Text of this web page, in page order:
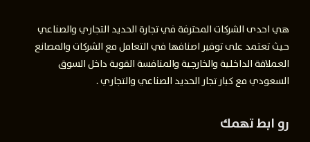
هي احدى الشركات المحترفة في تجارة الحديد التجاري والصناعي
حيث تعتمد على توفير اصنافها في التعامل مع الشركات والمصانع
العملاقة الداخلية والخارجية والمنافسة القوية داخل السوق
السعودي مع كبار تجار الحديد الصناعي والتجاري .
رو ابط تهمك